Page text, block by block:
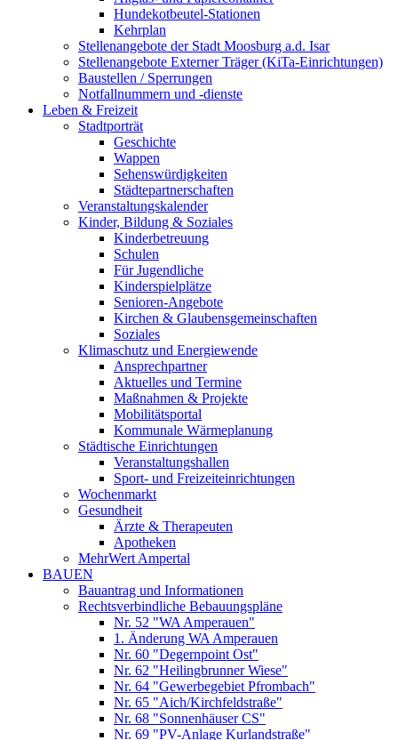
Hundekotbeutel-Stationen
Kehrplan
Stellenangebote der Stadt Moosburg a.d. Isar
Stellenangebote Externer Träger (KiTa-Einrichtungen)
Baustellen / Sperrungen
Notfallnummern und -dienste
Leben & Freizeit
Stadtporträt
Geschichte
Wappen
Sehenswürdigkeiten
Städtepartnerschaften
Veranstaltungskalender
Kinder, Bildung & Soziales
Kinderbetreuung
Schulen
Für Jugendliche
Kinderspielplätze
Senioren-Angebote
Kirchen & Glaubensgemeinschaften
Soziales
Klimaschutz und Energiewende
Ansprechpartner
Aktuelles und Termine
Maßnahmen & Projekte
Mobilitätsportal
Kommunale Wärmeplanung
Städtische Einrichtungen
Veranstaltungshallen
Sport- und Freizeiteinrichtungen
Wochenmarkt
Gesundheit
Ärzte & Therapeuten
Apotheken
MehrWert Ampertal
BAUEN
Bauantrag und Informationen
Rechtsverbindliche Bebauungspläne
Nr. 52 "WA Amperauen"
1. Änderung WA Amperauen
Nr. 60 "Degernpoint Ost"
Nr. 62 "Heilingbrunner Wiese"
Nr. 64 "Gewerbegebiet Pfrombach"
Nr. 65 "Aich/Kirchfeldstraße"
Nr. 68 "Sonnenhäuser CS"
Nr. 69 "PV-Anlage Kurlandstraße"